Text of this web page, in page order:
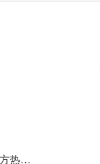
· 成都浪琴官方售后服务中心｜官方热线及详细网点地址权威信息公告（2026年7月最新）